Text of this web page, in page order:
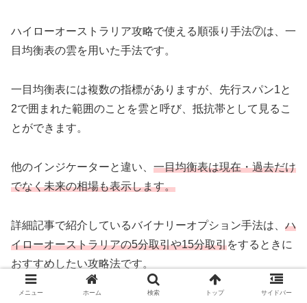
ハイローオーストラリア攻略で使える順張り手法⑦は、一
目均衡表の雲を用いた手法です。
一目均衡表には複数の指標がありますが、先行スパン1と
2で囲まれた範囲のことを雲と呼び、抵抗帯として見るこ
とができます。
他のインジケーターと違い、 一目均衡表は現在・過去だけ
でなく未来の相場も表示します。
詳細記事で紹介しているバイナリーオプション手法は、 ハ
イローオーストラリアの5分取引や15分取引をするときに
おすすめしたい攻略法です。
メニュー ホーム 検索 トップ サイドバー